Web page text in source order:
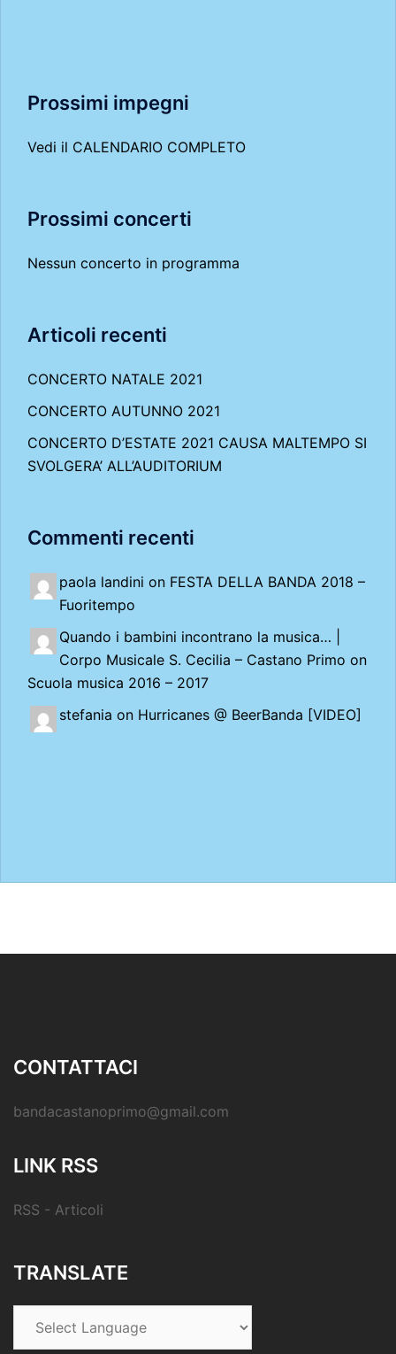
Prossimi impegni
Vedi il CALENDARIO COMPLETO
Prossimi concerti
Nessun concerto in programma
Articoli recenti
CONCERTO NATALE 2021
CONCERTO AUTUNNO 2021
CONCERTO D’ESTATE 2021 CAUSA MALTEMPO SI
SVOLGERA’ ALL’AUDITORIUM
Commenti recenti
paola landini on FESTA DELLA BANDA 2018 –
Fuoritempo
Quando i bambini incontrano la musica… |
Corpo Musicale S. Cecilia – Castano Primo on
Scuola musica 2016 – 2017
stefania on Hurricanes @ BeerBanda [VIDEO]
CONTATTACI
bandacastanoprimo@gmail.com
LINK RSS
RSS - Articoli
TRANSLATE